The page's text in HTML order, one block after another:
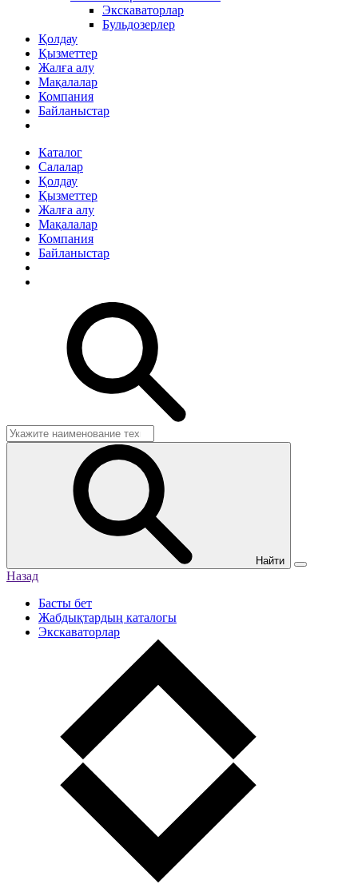
Экскаваторлар
Бульдозерлер
Қолдау
Қызметтер
Жалға алу
Мақалалар
Компания
Байланыстар
Каталог
Салалар
Қолдау
Қызметтер
Жалға алу
Мақалалар
Компания
Байланыстар
Найти
Назад
Басты бет
Жабдықтардың каталогы
Экскаваторлар